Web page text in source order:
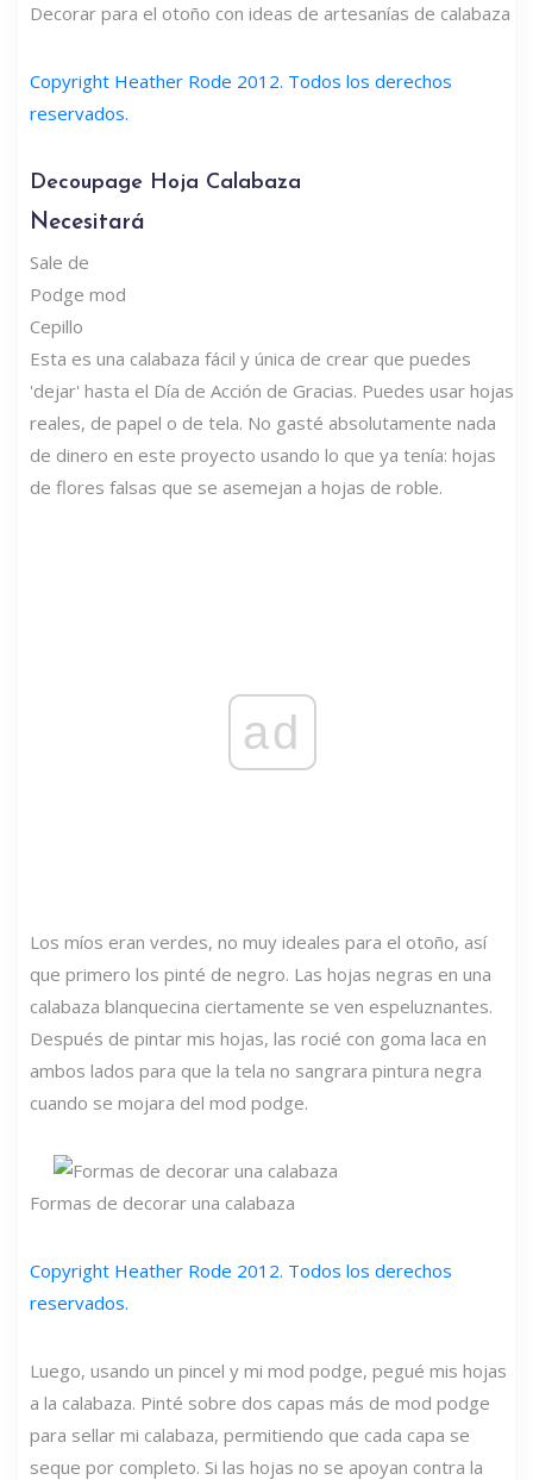
Decorar para el otoño con ideas de artesanías de calabaza
Copyright Heather Rode 2012. Todos los derechos
reservados.
Decoupage Hoja Calabaza
Necesitará
Sale de
Podge mod
Cepillo
Esta es una calabaza fácil y única de crear que puedes
'dejar' hasta el Día de Acción de Gracias. Puedes usar hojas
reales, de papel o de tela. No gasté absolutamente nada
de dinero en este proyecto usando lo que ya tenía: hojas
de flores falsas que se asemejan a hojas de roble.
ad
Los míos eran verdes, no muy ideales para el otoño, así
que primero los pinté de negro. Las hojas negras en una
calabaza blanquecina ciertamente se ven espeluznantes.
Después de pintar mis hojas, las rocié con goma laca en
ambos lados para que la tela no sangrara pintura negra
cuando se mojara del mod podge.
Formas de decorar una calabaza
Copyright Heather Rode 2012. Todos los derechos
reservados.
Luego, usando un pincel y mi mod podge, pegué mis hojas
a la calabaza. Pinté sobre dos capas más de mod podge
para sellar mi calabaza, permitiendo que cada capa se
seque por completo. Si las hojas no se apoyan contra la